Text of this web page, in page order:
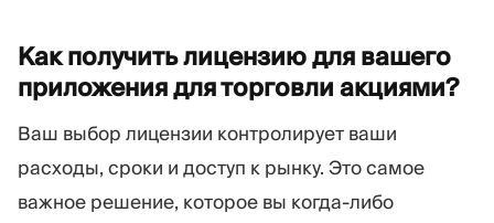
Как получить лицензию для вашего
приложения для торговли акциями?
Ваш выбор лицензии контролирует ваши
расходы, сроки и доступ к рынку. Это самое
важное решение, которое вы когда-либо